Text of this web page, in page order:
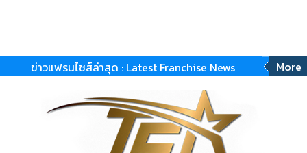
ข่าวแฟรนไชส์ล่าสุด : Latest Franchise News More